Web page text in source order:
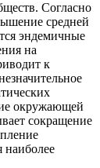
Согласно
средней
эндемичные
на
к
окружающей
сокращение
наиболее